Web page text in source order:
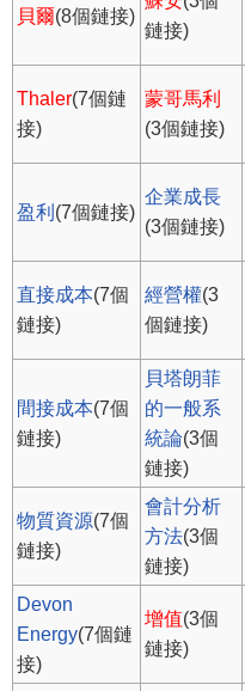
貝爾(8個鏈接)
鏈接)
Thaler(7個鏈
接)
蒙哥馬利
(3個鏈接)
盈利 (7個鏈接)
企業成長
(3個鏈接)
直接成本(7個
鏈接)
經營權(3
個鏈接)
間接成本(7個
鏈接)
貝塔朗菲
的一般系
統論(3個
鏈接)
物質資源(7個
鏈接)
會計分析
方法(3個
鏈接)
Devon
Energy(7個鏈
接)
增值(3個
鏈接)